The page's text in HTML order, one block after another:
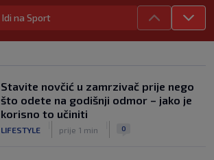
Sudija dosjetljivim komentarom
nasmijao publiku nakon žalbe tenisera
nasrnuo na gostujuće fudbalere
(VIDEO)
NOGOMET
|
8. aug.
Idi na Sport
Stavite novčić u zamrzivač prije nego
što odete na godišnji odmor – jako je
korisno to učiniti
LIFESTYLE prije 1 min 0